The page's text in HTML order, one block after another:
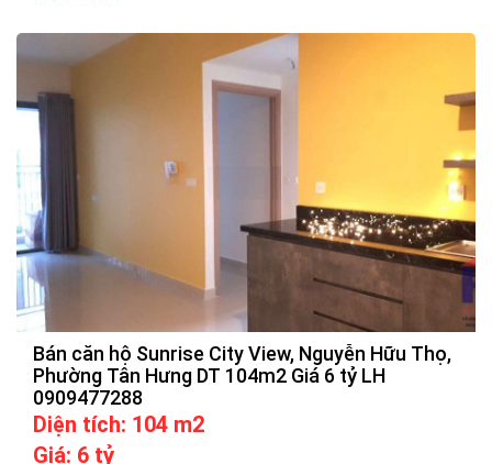
Bán căn hộ Sunrise City View, Nguyễn Hữu Thọ,
Phường Tân Hưng DT 104m2 Giá 6 tỷ LH
0909477288
Diện tích: 104 m2
Giá: 6 tỷ